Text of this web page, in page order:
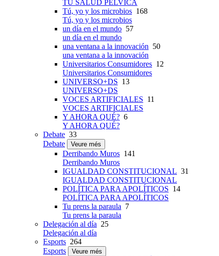
TU SALUD PÉLVICA
Tú, yo y los microbios 168
Tú, yo y los microbios
un día en el mundo 57
un día en el mundo
una ventana a la innovación 50
una ventana a la innovación
Universitarios Consumidores 12
Universitarios Consumidores
UNIVERSO+DS 13
UNIVERSO+DS
VOCES ARTIFICIALES 11
VOCES ARTIFICIALES
Y AHORA QUÉ? 6
Y AHORA QUÉ?
Debate 33
Debate
Veure més
Derribando Muros 141
Derribando Muros
IGUALDAD CONSTITUCIONAL 31
IGUALDAD CONSTITUCIONAL
POLÍTICA PARA APOLÍTICOS 14
POLÍTICA PARA APOLÍTICOS
Tu prens la paraula 7
Tu prens la paraula
Delegación al día 25
Delegación al día
Esports 264
Esports
Veure més